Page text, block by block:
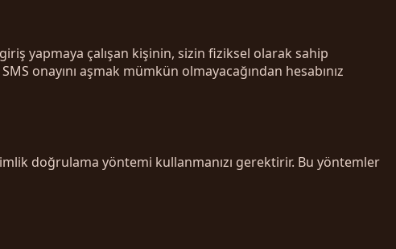
yapmaya çalışan kişinin, sizin fiziksel olarak sahip
onayını aşmak mümkün olmayacağından hesabınız
doğrulama yöntemi kullanmanızı gerektirir. Bu yöntemler